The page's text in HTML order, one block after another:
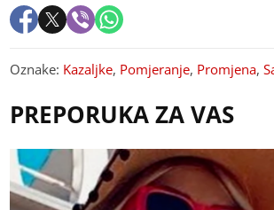
Oznake: Kazaljke, Pomjeranje, Promjena,
PREPORUKA ZA VAS